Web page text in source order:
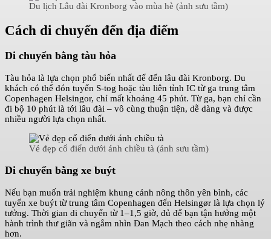
Du lịch Lâu đài Kronborg vào mùa hè (ảnh sưu tầm)
Cách di chuyển đến địa điểm
Di chuyển bằng tàu hỏa
Tàu hỏa là lựa chọn phổ biến nhất để đến lâu đài Kronborg. Du
khách có thể đón tuyến S-tog hoặc tàu liên tỉnh IC từ ga trung tâm
Copenhagen Helsingor, chỉ mất khoảng 45 phút. Từ ga, bạn chỉ cần
đi bộ 10 phút là tới lâu đài – vô cùng thuận tiện, dễ dàng và được
nhiều người lựa chọn nhất.
Vẻ đẹp cổ điển dưới ánh chiều tà (ảnh sưu tầm)
Di chuyển bằng xe buýt
Nếu bạn muốn trải nghiệm khung cảnh nông thôn yên bình, các
tuyến xe buýt từ trung tâm Copenhagen đến Helsingør là lựa chọn lý
tưởng. Thời gian di chuyển từ 1–1,5 giờ, đủ để bạn tận hưởng một
hành trình thư giãn và ngắm nhìn Đan Mạch theo cách nhẹ nhàng
hơn.